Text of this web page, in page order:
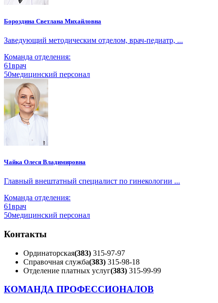
Бороздина Светлана Михайловна
Заведующий методическим отделом, врач-педиатр, ...
Команда отделения:
61врач
50медицинский персонал
Чайка Олеся Владимировна
Главный внештатный специалист по гинекологии ...
Команда отделения:
61врач
50медицинский персонал
Контакты
Ординаторская(383) 315-97-97
Справочная служба(383) 315-98-18
Отделение платных услуг(383) 315-99-99
КОМАНДА ПРОФЕССИОНАЛОВ